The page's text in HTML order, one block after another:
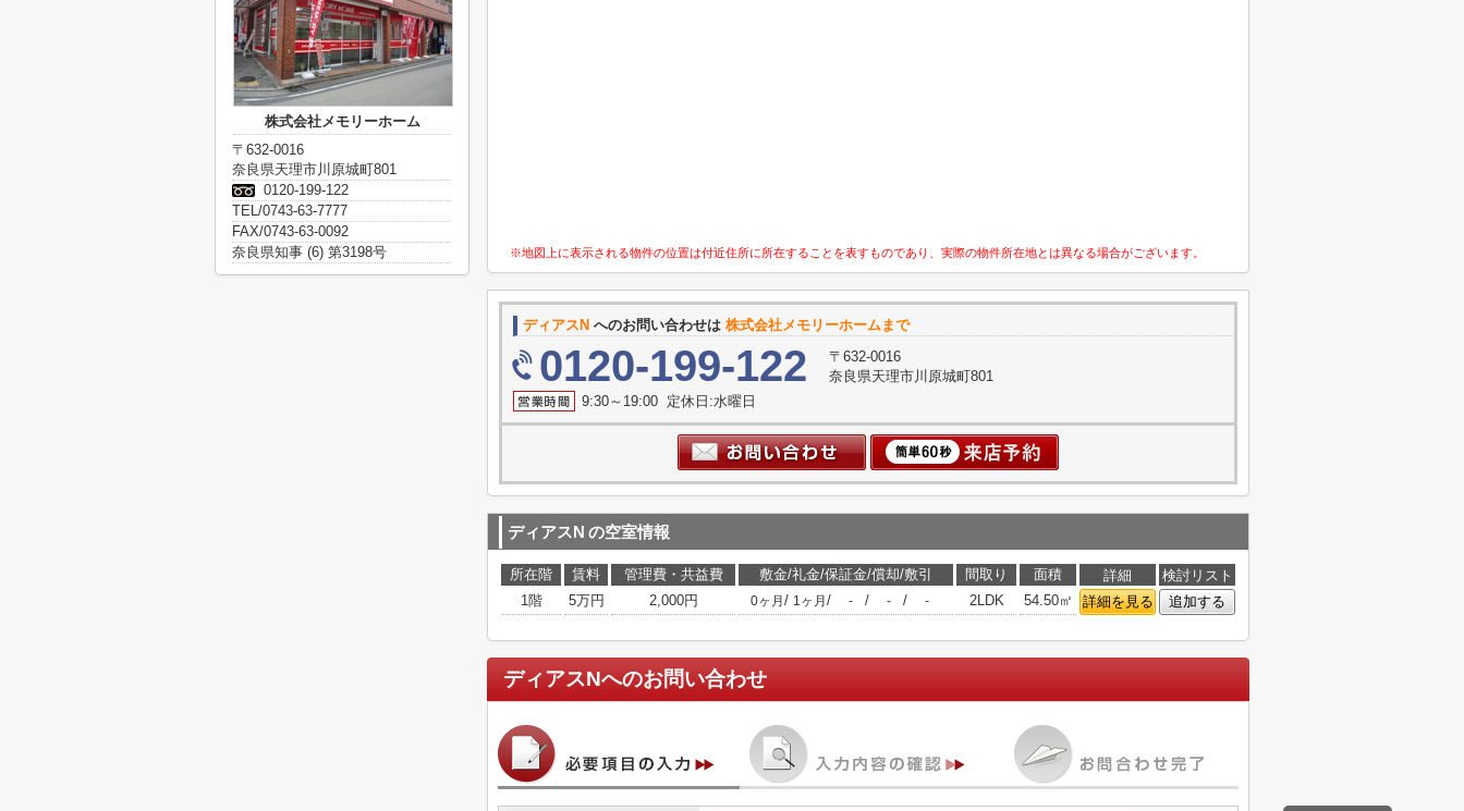
※地図上に表示される物件の位置は付近住所に所在することを表すものであり、実際の物件所在地とは異なる場合がございます。
ディアスN へのお問い合わせは 株式会社メモリーホームまで
0120-199-122
〒632-0016
奈良県天理市川原城町801
9:30～19:00 定休日:水曜日
ディアスN の空室情報
所在階 賃料 管理費・共益費 敷金/礼金/保証金/償却/敷引 間取り 面積 詳細
検討リスト
1階
5万円 2,000円 0ヶ月 / 1ヶ月 / - / - / - 2LDK 54.50㎡ 詳細を見る 追加する
ディアスNへのお問い合わせ
株式会社メモリーホーム
〒632-0016
奈良県天理市川原城町801
0120-199-122
TEL/0743-63-7777
FAX/0743-63-0092
奈良県知事 (6) 第3198号